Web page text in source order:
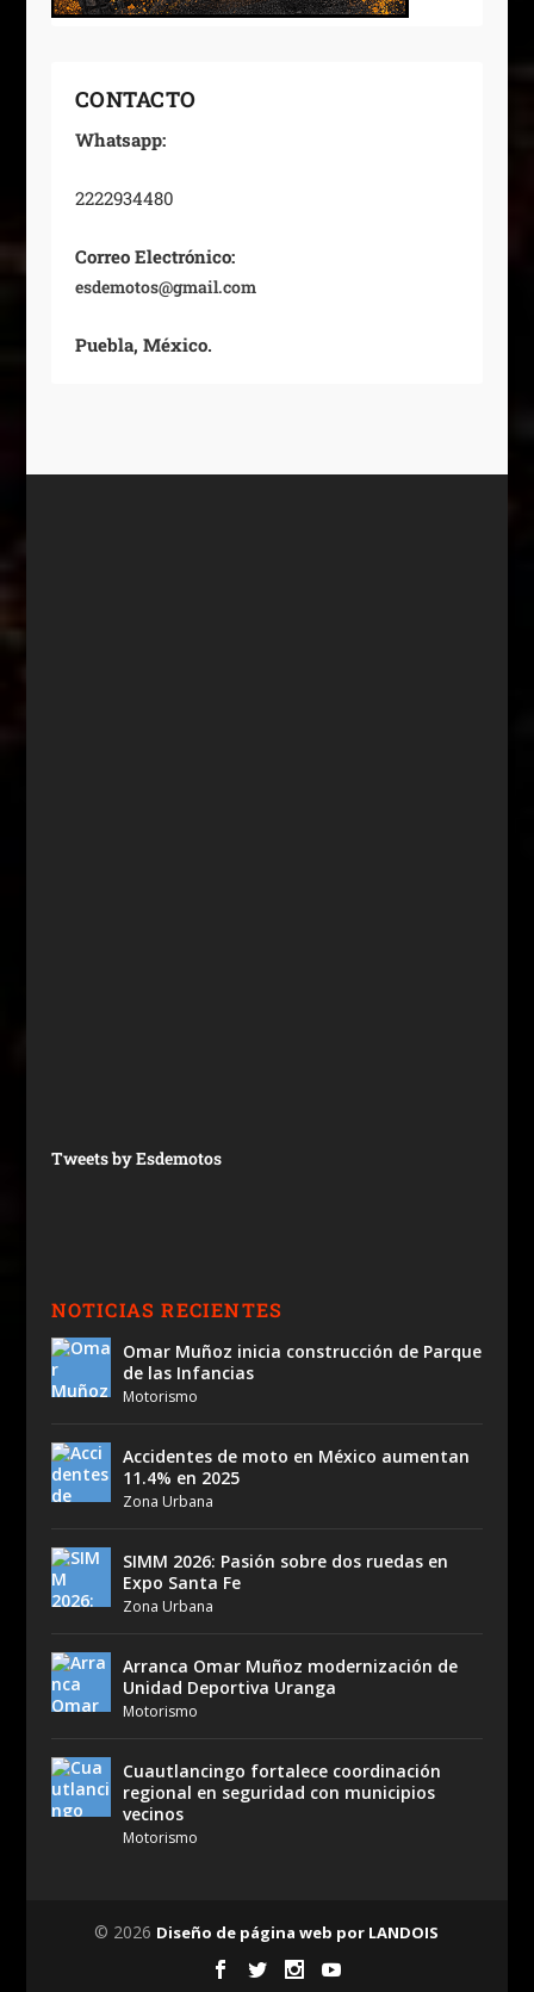
CONTACTO
Whatsapp:
2222934480
Correo Electrónico:
esdemotos@gmail.com
Puebla, México.
Tweets by Esdemotos
NOTICIAS RECIENTES
Omar Muñoz inicia construcción de Parque
de las Infancias
Motorismo
Accidentes de moto en México aumentan
11.4% en 2025
Zona Urbana
SIMM 2026: Pasión sobre dos ruedas en
Expo Santa Fe
Zona Urbana
Arranca Omar Muñoz modernización de
Unidad Deportiva Uranga
Motorismo
Cuautlancingo fortalece coordinación
regional en seguridad con municipios
vecinos
Motorismo
© 2026 Diseño de página web por LANDOIS